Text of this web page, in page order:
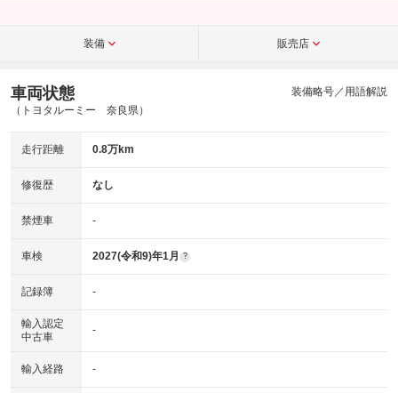
装備 販売店
車両状態
（トヨタルーミー 奈良県）
装備略号／用語解説
走行距離 0.8万km
修復歴 なし
禁煙車 -
車検 2027(令和9)年1月 ?
記録簿 -
輸入認定
中古車
-
輸入経路 -